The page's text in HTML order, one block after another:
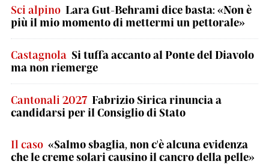
Sci alpino Lara Gut-Behrami dice basta: «Non è
più il mio momento di mettermi un pettorale»
Castagnola Si tuffa accanto al Ponte del Diavolo
ma non riemerge
Cantonali 2027 Fabrizio Sirica rinuncia a
candidarsi per il Consiglio di Stato
Il caso «Salmo sbaglia, non c'è alcuna evidenza
che le creme solari causino il cancro della pelle»